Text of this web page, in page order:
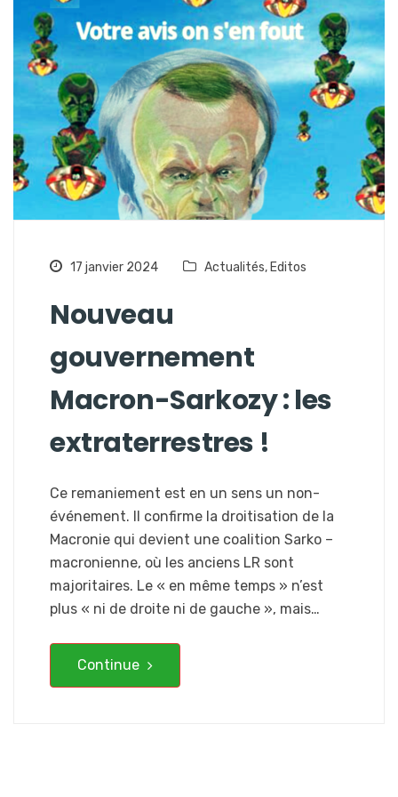
17 janvier 2024 Actualités, Editos
Nouveau
gouvernement
Macron-Sarkozy : les
extraterrestres !
Ce remaniement est en un sens un non-
événement. Il confirme la droitisation de la
Macronie qui devient une coalition Sarko –
macronienne, où les anciens LR sont
majoritaires. Le « en même temps » n’est
plus « ni de droite ni de gauche », mais…
Continue